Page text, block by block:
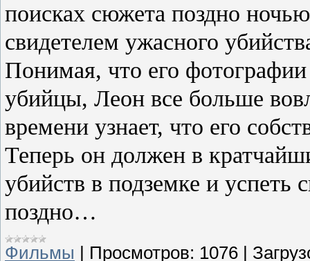
поисках сюжета поздно
свидетелем ужасного
Понимая, что его
убийцы, Леон все больше
времени узнает, что его
Теперь он должен в
убийств в подземке и успеть
поздно…
Фильмы Просмотров: 1076